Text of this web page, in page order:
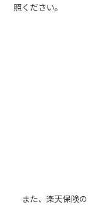
照ください。
また、楽天保険